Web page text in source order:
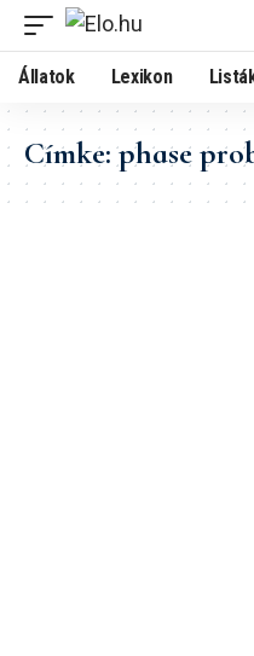
Állatok Lexikon
Címke:phase